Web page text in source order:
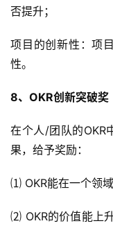
否提升；
项目的创新性：项
性。
8、OKR创新突破奖
在个人/团队的OKR
果，给予奖励：
⑴ OKR能在一个领
⑵ OKR的价值能上